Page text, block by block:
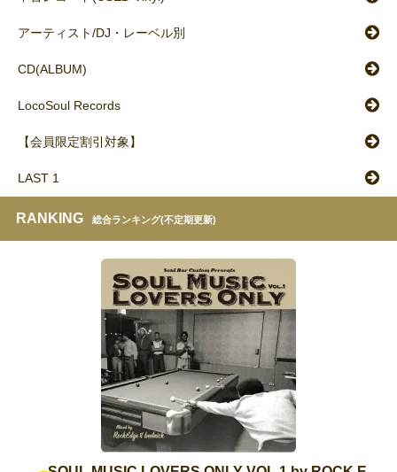
アーティスト/DJ・レーベル別
CD(ALBUM)
LocoSoul Records
【会員限定割引対象】
LAST 1
RANKING 総合ランキング(不定期更新)